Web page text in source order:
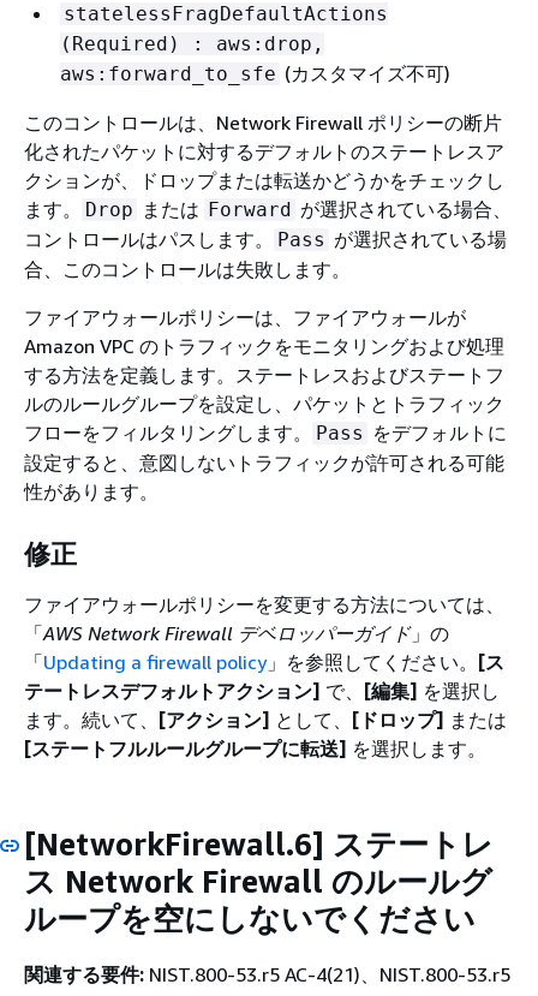
statelessFragDefaultActions
(Required) : aws:drop,
aws:forward_to_sfe (カスタマイズ不可)
このコントロールは、Network Firewall ポリシーの断片
化されたパケットに対するデフォルトのステートレスア
クションが、ドロップまたは転送かどうかをチェックし
ます。
Drop または Forward が選択されている場合、
コントロールはパスします。
Pass が選択されている場
合、このコントロールは失敗します。
ファイアウォールポリシーは、ファイアウォールが
Amazon VPC のトラフィックをモニタリングおよび処理
する方法を定義します。ステートレスおよびステートフ
ルのルールグループを設定し、パケットとトラフィック
フローをフィルタリングします。
Pass をデフォルトに
設定すると、意図しないトラフィックが許可される可能
性があります。
修正
ファイアウォールポリシーを変更する方法については、
「AWS Network Firewall デベロッパーガイド」の
「Updating a firewall policy」を参照してください。 [ス
テートレスデフォルトアクション] で、 [編集] を選択し
ます。続いて、 [アクション] として、 [ドロップ] または
[ステートフルルールグループに転送] を選択します。
[NetworkFirewall.6] ステートレ
ス Network Firewall のルールグ
ループを空にしないでください
関連する要件: NIST.800-53.r5 AC-4(21)、NIST.800-53.r5